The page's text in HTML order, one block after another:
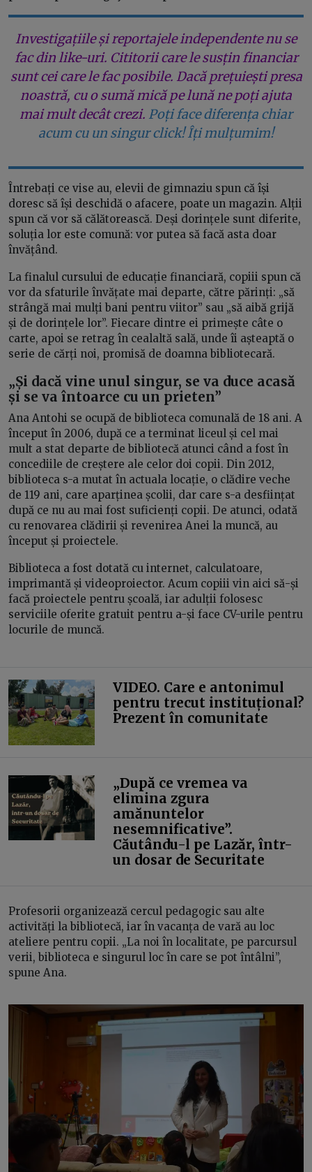
Investigațiile și reportajele independente nu se
fac din like-uri. Cititorii care le susțin financiar
sunt cei care le fac posibile. Dacă prețuiești presa
noastră, cu o sumă mică pe lună ne poți ajuta
mai mult decât crezi. Poți face diferența chiar
acum cu un singur click! Îți mulțumim!
Întrebați ce vise au, elevii de gimnaziu spun că își
doresc să își deschidă o afacere, poate un magazin. Alții
spun că vor să călătorească. Deși dorințele sunt diferite,
soluția lor este comună: vor putea să facă asta doar
învățând.
La finalul cursului de educație financiară, copiii spun că
vor da sfaturile învățate mai departe, către părinți: „să
strângă mai mulți bani pentru viitor” sau „să aibă grijă
și de dorințele lor”. Fiecare dintre ei primește câte o
carte, apoi se retrag în cealaltă sală, unde îi așteaptă o
serie de cărți noi, promisă de doamna bibliotecară.
„Și dacă vine unul singur, se va duce acasă
și se va întoarce cu un prieten”
Ana Antohi se ocupă de biblioteca comunală de 18 ani. A
început în 2006, după ce a terminat liceul și cel mai
mult a stat departe de bibliotecă atunci când a fost în
concediile de creștere ale celor doi copii. Din 2012,
biblioteca s-a mutat în actuala locație, o clădire veche
de 119 ani, care aparținea școlii, dar care s-a desființat
după ce nu au mai fost suficienți copii. De atunci, odată
cu renovarea clădirii și revenirea Anei la muncă, au
început și proiectele.
Biblioteca a fost dotată cu internet, calculatoare,
imprimantă și videoproiector. Acum copiii vin aici să-și
facă proiectele pentru școală, iar adulții folosesc
serviciile oferite gratuit pentru a-și face CV-urile pentru
locurile de muncă.
VIDEO. Care e antonimul
pentru trecut instituțional?
Prezent în comunitate
„După ce vremea va
elimina zgura
amănuntelor
nesemnificative”.
Căutându-l pe Lazăr, într-
un dosar de Securitate
Profesorii organizează cercul pedagogic sau alte
activități la bibliotecă, iar în vacanța de vară au loc
ateliere pentru copii. „La noi în localitate, pe parcursul
verii, biblioteca e singurul loc în care se pot întâlni”,
spune Ana.